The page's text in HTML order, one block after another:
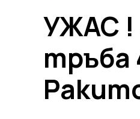
УЖАС !
тръба